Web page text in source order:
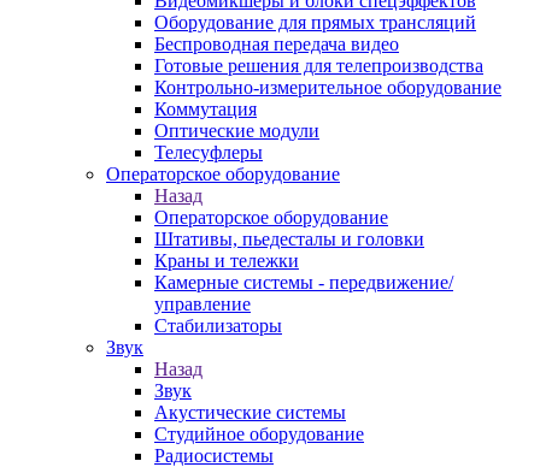
Оборудование для прямых трансляций
Беспроводная передача видео
Готовые решения для телепроизводства
Контрольно-измерительное оборудование
Коммутация
Оптические модули
Телесуфлеры
Операторское оборудование
Назад
Операторское оборудование
Штативы, пьедесталы и головки
Краны и тележки
Камерные системы - передвижение/
управление
Стабилизаторы
Звук
Назад
Звук
Акустические системы
Студийное оборудование
Радиосистемы